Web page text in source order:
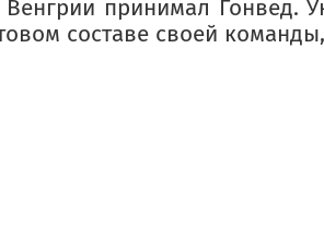
Венгрии принимал Гонвед.
составе своей